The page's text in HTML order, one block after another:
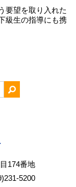
要望を取り入れた
級生の指導にも携
174番地
5200